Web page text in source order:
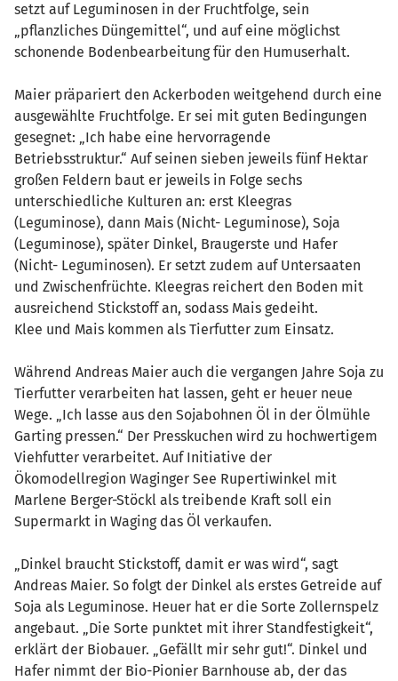
setzt auf Leguminosen in der Fruchtfolge, sein
„pflanzliches Düngemittel“, und auf eine möglichst
schonende Bodenbearbeitung für den Humuserhalt.
Maier präpariert den Ackerboden weitgehend durch eine
ausgewählte Fruchtfolge. Er sei mit guten Bedingungen
gesegnet: „Ich habe eine hervorragende
Betriebsstruktur.“ Auf seinen sieben jeweils fünf Hektar
großen Feldern baut er jeweils in Folge sechs
unterschiedliche Kulturen an: erst Kleegras
(Leguminose), dann Mais (Nicht- Leguminose), Soja
(Leguminose), später Dinkel, Braugerste und Hafer
(Nicht- Leguminosen). Er setzt zudem auf Untersaaten
und Zwischenfrüchte. Kleegras reichert den Boden mit
ausreichend Stickstoff an, sodass Mais gedeiht.
Klee und Mais kommen als Tierfutter zum Einsatz.
Während Andreas Maier auch die vergangen Jahre Soja zu
Tierfutter verarbeiten hat lassen, geht er heuer neue
Wege. „Ich lasse aus den Sojabohnen Öl in der Ölmühle
Garting pressen.“ Der Presskuchen wird zu hochwertigem
Viehfutter verarbeitet. Auf Initiative der
Ökomodellregion Waginger See Rupertiwinkel mit
Marlene Berger-Stöckl als treibende Kraft soll ein
Supermarkt in Waging das Öl verkaufen.
„Dinkel braucht Stickstoff, damit er was wird“, sagt
Andreas Maier. So folgt der Dinkel als erstes Getreide auf
Soja als Leguminose. Heuer hat er die Sorte Zollernspelz
angebaut. „Die Sorte punktet mit ihrer Standfestigkeit“,
erklärt der Biobauer. „Gefällt mir sehr gut!“. Dinkel und
Hafer nimmt der Bio-Pionier Barnhouse ab, der das